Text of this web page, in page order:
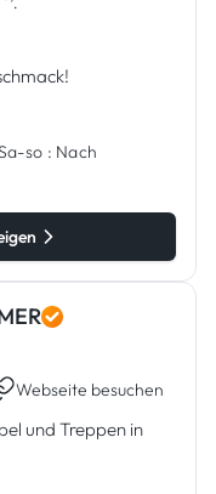
·
so : Nach
Webseite besuchen
und Treppen in